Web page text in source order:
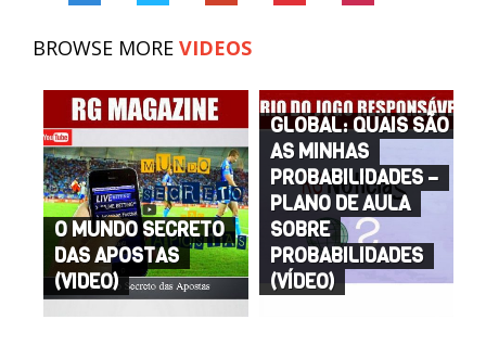
BROWSE MORE VIDEOS
O MUNDO SECRETO
DAS APOSTAS
(VIDEO)
GLOBAL: QUAIS SÃO
AS MINHAS
PROBABILIDADES –
PLANO DE AULA
SOBRE
PROBABILIDADES
(VÍDEO)